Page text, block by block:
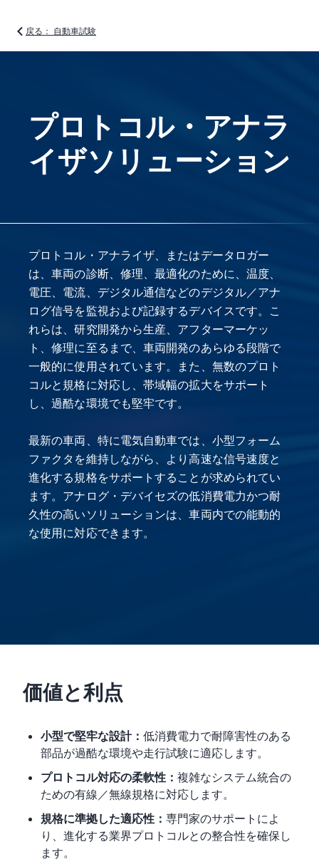
戻る： 自動車試験
プロトコル・アナラ
イザソリューション
プロトコル・アナライザ、またはデータロガー
は、車両の診断、修理、最適化のために、温度、
電圧、電流、デジタル通信などのデジタル／アナ
ログ信号を監視および記録するデバイスです。こ
れらは、研究開発から生産、アフターマーケッ
ト、修理に至るまで、車両開発のあらゆる段階で
一般的に使用されています。また、無数のプロト
コルと規格に対応し、帯域幅の拡大をサポート
し、過酷な環境でも堅牢です。
最新の車両、特に電気自動車では、小型フォーム
ファクタを維持しながら、より高速な信号速度と
進化する規格をサポートすることが求められてい
ます。アナログ・デバイセズの低消費電力かつ耐
久性の高いソリューションは、車両内での能動的
な使用に対応できます。
価値と利点
小型で堅牢な設計： 低消費電力で耐障害性のある
部品が過酷な環境や走行試験に適応します。
プロトコル対応の柔軟性： 複雑なシステム統合の
ための有線／無線規格に対応します。
規格に準拠した適応性： 専門家のサポートによ
り、進化する業界プロトコルとの整合性を確保し
ます。